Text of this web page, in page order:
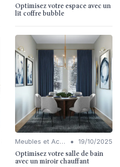
Optimisez votre espace avec un
lit coffre bubble
Meubles et Accessoires • 19/10/2025
Optimisez votre salle de bain
avec un miroir chauffant